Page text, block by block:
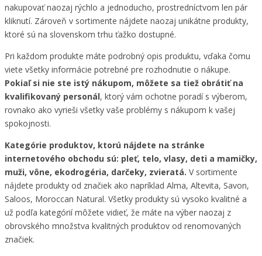
nakupovať naozaj rýchlo a jednoducho, prostredníctvom len pár
kliknutí. Zároveň v sortimente nájdete naozaj unikátne produkty,
ktoré sú na slovenskom trhu ťažko dostupné.
Pri každom produkte máte podrobný opis produktu, vďaka čomu
viete všetky informácie potrebné pre rozhodnutie o nákupe.
Pokiaľ si nie ste istý nákupom, môžete sa tiež obrátiť na
kvalifikovaný personál, ktorý vám ochotne poradí s výberom,
rovnako ako vyrieši všetky vaše problémy s nákupom k vašej
spokojnosti.
Kategórie produktov, ktorú nájdete na stránke
internetového obchodu sú: pleť, telo, vlasy, deti a mamičky,
muži, vône, ekodrogéria, darčeky, zvieratá. V sortimente
nájdete produkty od značiek ako napríklad Alma, Altevita, Savon,
Saloos, Moroccan Natural. Všetky produkty sú vysoko kvalitné a
už podľa kategórií môžete vidieť, že máte na výber naozaj z
obrovského množstva kvalitných produktov od renomovaných
značiek.